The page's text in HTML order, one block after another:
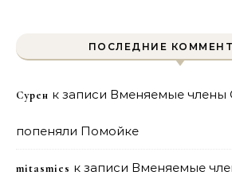
ПОСЛЕДНИЕ
Сурен к записи Вменяемые члены
попеняли Помойке
mitasmies к записи Вменяемые